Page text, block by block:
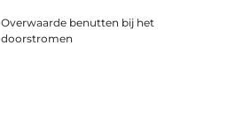
Overwaarde benutten bij het
doorstromen